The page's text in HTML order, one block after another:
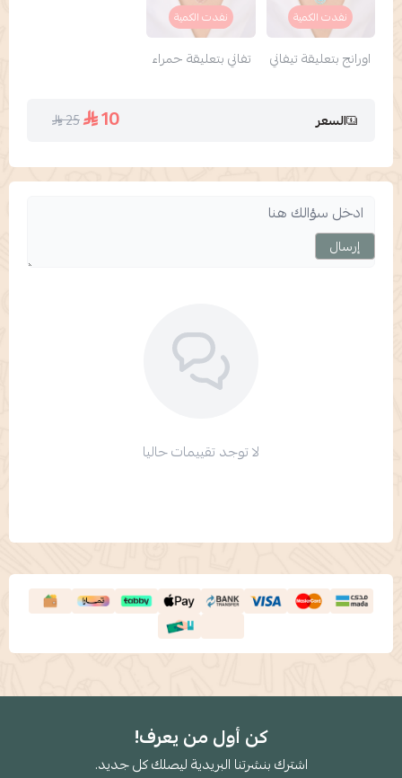
نفدت الكمية
اورانج بتعليقة تيفاني
نفدت الكمية
تفاني بتعليقة حمراء
السعر 10
25
إرسال
لا توجد تقييمات حاليا
كن أول من يعرف!
اشترك بنشرتنا البريدية ليصلك كل جديد.